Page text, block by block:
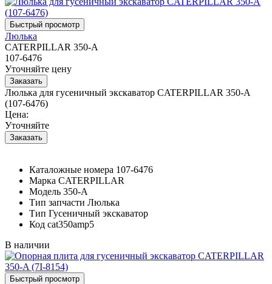
Люлька
CATERPILLAR 350-A
107-6476
Уточняйте цену
Люлька для гусеничный экскаватор CATERPILLAR 350-A
(107-6476)
Цена:
Уточняйте
Каталожные номера 107-6476
Марка CATERPILLAR
Модель 350-A
Тип запчасти Люлька
Тип Гусеничный экскаватор
Код cat350amp5
В наличии